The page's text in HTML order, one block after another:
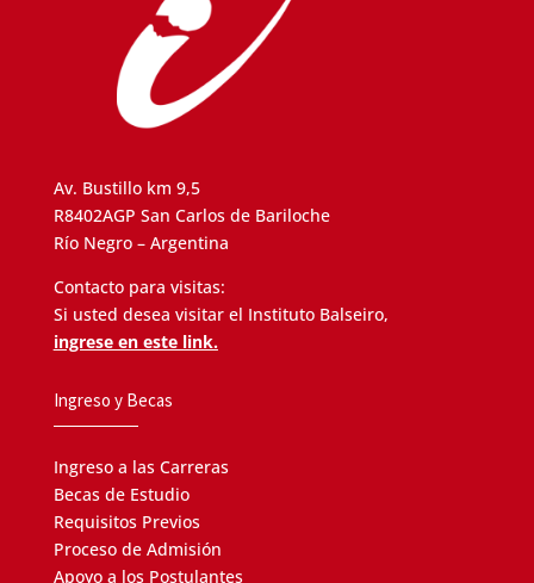
Av. Bustillo km 9,5
R8402AGP San Carlos de Bariloche
Río Negro – Argentina
Contacto para visitas:
Si usted desea visitar el Instituto Balseiro,
ingrese en este link.
Ingreso y Becas
Ingreso a las Carreras
Becas de Estudio
Requisitos Previos
Proceso de Admisión
Apoyo a los Postulantes